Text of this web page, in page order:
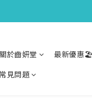
關於齒妍堂 最新優惠
常見問題